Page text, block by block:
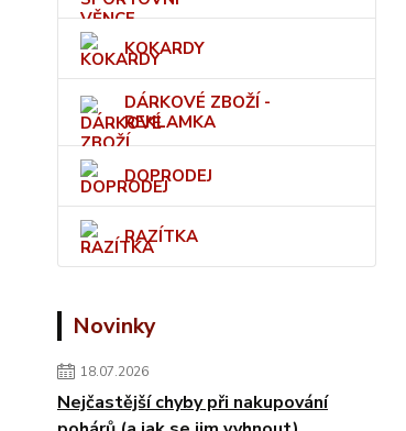
KOKARDY
DÁRKOVÉ ZBOŽÍ -
REKLAMKA
DOPRODEJ
RAZÍTKA
Novinky
18.07.2026
Nejčastější chyby při nakupování